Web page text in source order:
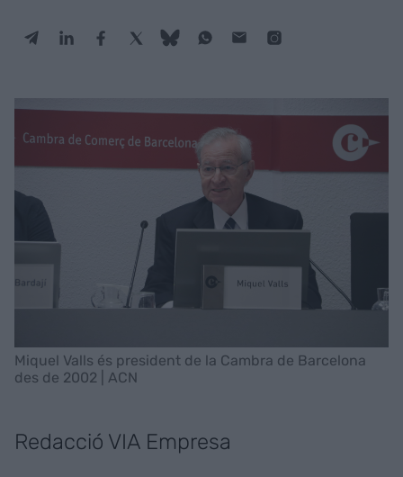
Miquel Valls és president de la Cambra de Barcelona
des de 2002 | ACN
Redacció VIA Empresa